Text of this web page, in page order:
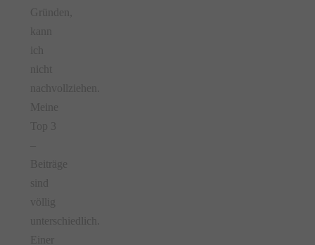
Gründen,
kann
ich
nicht
nachvollziehen.
Meine
Top 3
Beiträge
sind
völlig
unterschiedlich.
Einer